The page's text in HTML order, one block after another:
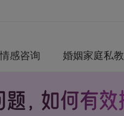
情感咨询 婚姻家庭私教